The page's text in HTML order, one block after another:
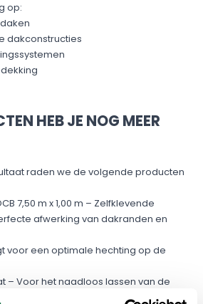
op:
dakconstructies
HEB JE NOG MEER
raden we de volgende producten
7,50 m x 1,00 m – Zelfklevende
afwerking van dakranden en
voor een optimale hechting op de
Voor het naadloos lassen van de